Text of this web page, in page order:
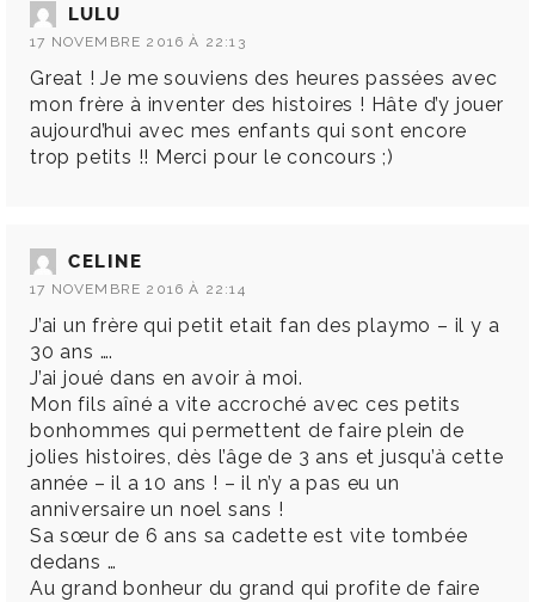
LULU
17 NOVEMBRE 2016 À 22:13
Great ! Je me souviens des heures passées avec
mon frère à inventer des histoires ! Hâte d’y jouer
aujourd’hui avec mes enfants qui sont encore
trop petits !! Merci pour le concours ;)
CELINE
17 NOVEMBRE 2016 À 22:14
J’ai un frère qui petit etait fan des playmo – il y a
30 ans ….
J’ai joué dans en avoir à moi.
Mon fils aîné a vite accroché avec ces petits
bonhommes qui permettent de faire plein de
jolies histoires, dès l’âge de 3 ans et jusqu’à cette
année – il a 10 ans ! – il n’y a pas eu un
anniversaire un noel sans !
Sa sœur de 6 ans sa cadette est vite tombée
dedans …
Au grand bonheur du grand qui profite de faire